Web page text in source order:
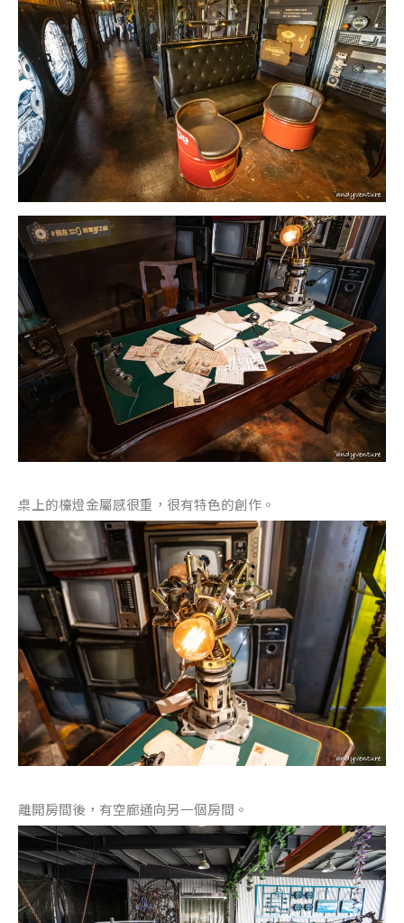
桌上的檯燈金屬感很重，很有特色的創作。
離開房間後，有空廊通向另一個房間。